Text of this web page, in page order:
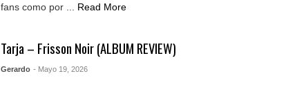
fans como por ...
Read More
Tarja – Frisson Noir (ALBUM REVIEW)
Gerardo - Mayo 19, 2026